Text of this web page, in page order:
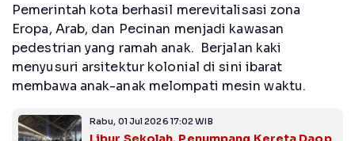
Pemerintah kota berhasil merevitalisasi zona
Eropa, Arab, dan Pecinan menjadi kawasan
pedestrian yang ramah anak. Berjalan kaki
menyusuri arsitektur kolonial di sini ibarat
membawa anak-anak melompati mesin waktu.
Rabu, 01 Jul 2026 17:02 WIB